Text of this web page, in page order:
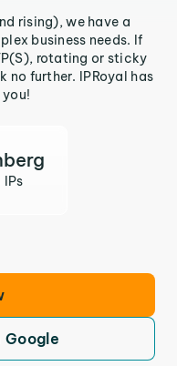
rising), we have a
business needs. If
rotating or sticky
no further. IPRoyal has
IPs
Google